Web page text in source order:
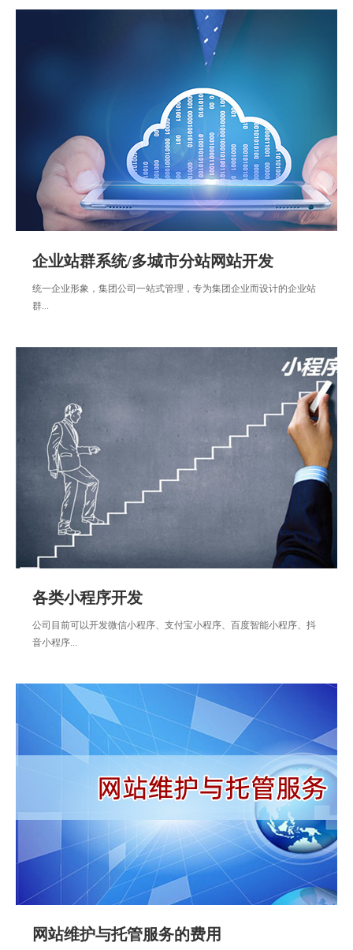
企业站群系统/多城市分站网站开发
统一企业形象，集团公司一站式管理，专为集团企业而设计的企业站
群...
各类小程序开发
公司目前可以开发微信小程序、支付宝小程序、百度智能小程序、抖
音小程序...
网站维护与托管服务的费用